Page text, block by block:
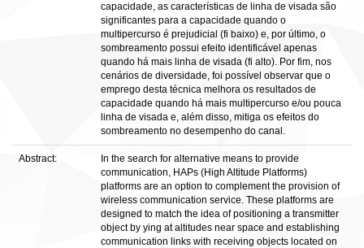
capacidade, as características de linha de visada são
significantes para a capacidade quando o
multipercurso é prejudicial (fi baixo) e, por último, o
sombreamento possui efeito identificável apenas
quando há mais linha de visada (fi alto). Por fim, nos
cenários de diversidade, foi possível observar que o
emprego desta técnica melhora os resultados de
capacidade quando há mais multipercurso e/ou pouca
linha de visada e, além disso, mitiga os efeitos do
sombreamento no desempenho do canal.
Abstract:
In the search for alternative means to provide
communication, HAPs (High Altitude Platforms)
platforms are an option to complement the provision of
wireless communication service. These platforms are
designed to match the idea of positioning a transmitter
object by ying at altitudes near space and establishing
communication links with receiving objects located on